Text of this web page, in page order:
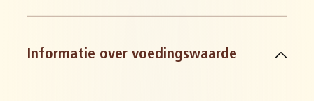
amandelen en amandelproducten
Informatie over voedingswaarde